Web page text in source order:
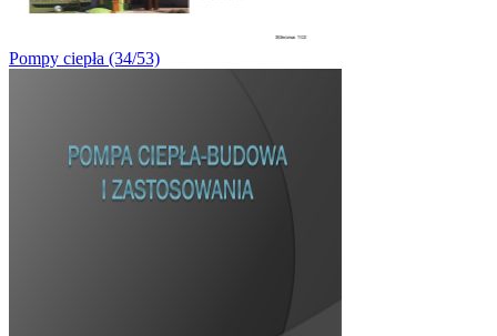
Pompy ciepła (34/53)